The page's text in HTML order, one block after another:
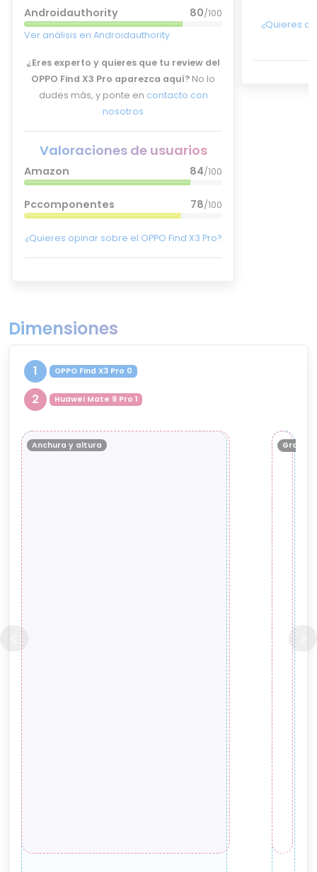
Androidauthority 80/100
Ver análisis en Androidauthority
¿Eres experto y quieres que tu review del
OPPO Find X3 Pro aparezca aquí? No lo
dudes más, y ponte en contacto con
nosotros
Valoraciones de usuarios
Amazon 84/100
Pccomponentes 78/100
¿Quieres opinar sobre el OPPO Find X3 Pro?
¿Quieres
Dimensiones
1 OPPO Find X3 Pro 0
2 Huawei Mate 9 Pro 1
Anchura y altura Grosor